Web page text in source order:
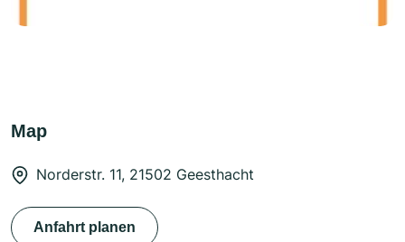
Map
Norderstr. 11, 21502 Geesthacht
Anfahrt planen